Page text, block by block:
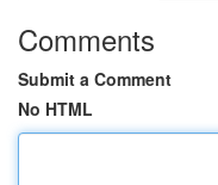
Comments
Submit a Comment
No HTML